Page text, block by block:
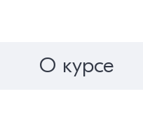
О курсе